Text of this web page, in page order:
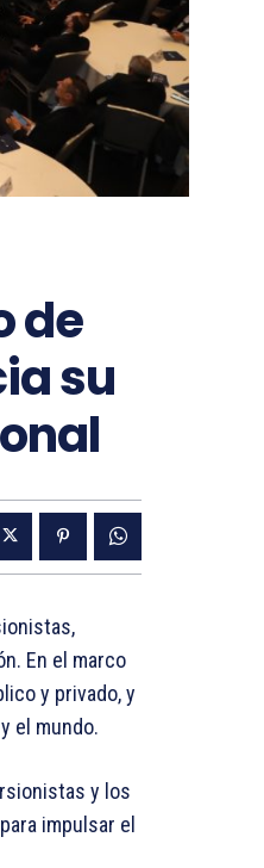
de
su
En el marco
y privado, y
el mundo.
y los
impulsar el